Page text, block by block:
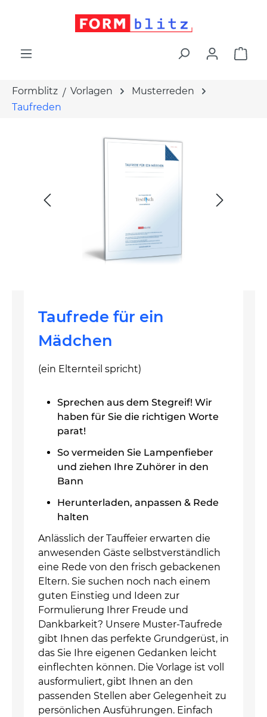
Formblitz Vorlagen
Musterreden
Taufreden
Taufrede für ein
Mädchen
(ein Elternteil spricht)
Sprechen aus dem Stegreif! Wir
haben für Sie die richtigen Worte
parat!
So vermeiden Sie Lampenfieber
und ziehen Ihre Zuhörer in den
Bann
Herunterladen, anpassen & Rede
halten
Anlässlich der Tauffeier erwarten die
anwesenden Gäste selbstverständlich
eine Rede von den frisch gebackenen
Eltern. Sie suchen noch nach einem
guten Einstieg und Ideen zur
Formulierung Ihrer Freude und
Dankbarkeit? Unsere Muster-Taufrede
gibt Ihnen das perfekte Grundgerüst, in
das Sie Ihre eigenen Gedanken leicht
einflechten können. Die Vorlage ist voll
ausformuliert, gibt Ihnen an den
passenden Stellen aber Gelegenheit zu
persönlichen Ausführungen. Einfach